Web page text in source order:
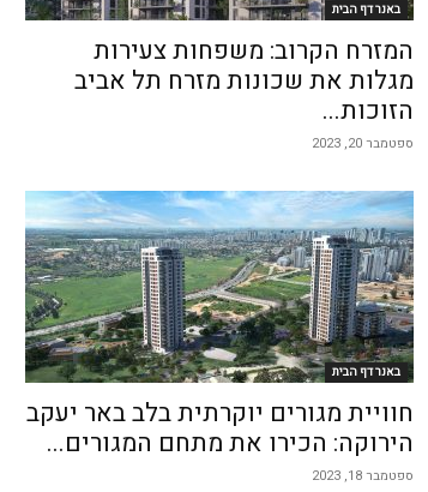
באנר דף הבית
המזרח הקרוב: משפחות צעירות
מגלות את שכונות מזרח תל אביב
הזוכות...
ספטמבר 20, 2023
באנר דף הבית
חוויית מגורים יוקרתית בלב באר יעקב
הירוקה: הכירו את מתחם המגורים...
ספטמבר 18, 2023